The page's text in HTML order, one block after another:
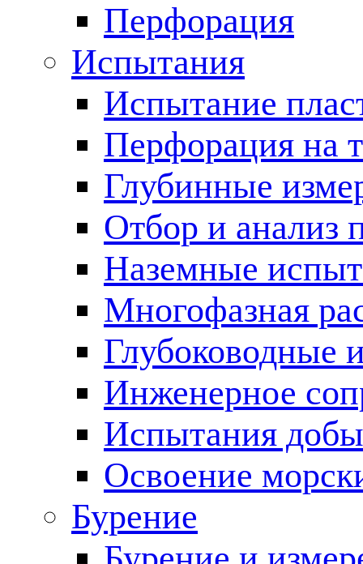
Перфорация
Испытания
Испытание
Перфорация на
Глубинные
Отбор и анализ
Наземные
Многофазная
Глубоководные
Инженерное
Испытания
Освоение
Бурение